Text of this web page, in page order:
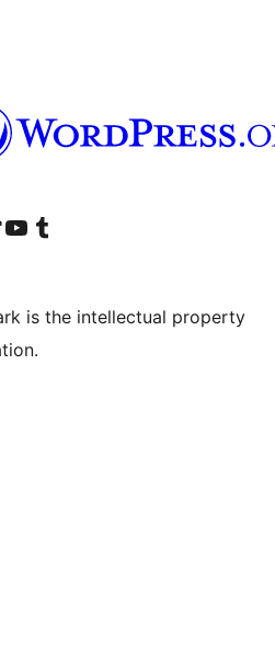
TikTok account
Truy cập kênh YouTube của chúng tôi Visit our Tumblr account
is the intellectual property